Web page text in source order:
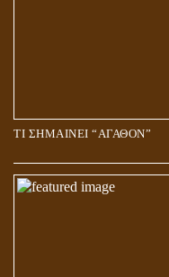
ΤΙ ΣΗΜΑΙΝΕΙ “ΑΓΑΘΟΝ”